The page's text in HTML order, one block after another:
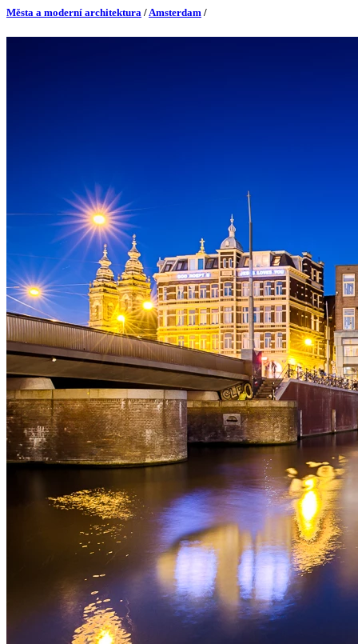
Města a moderní architektura /Amsterdam /